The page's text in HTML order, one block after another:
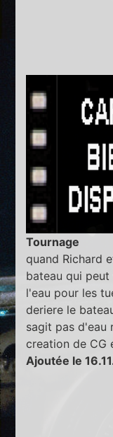
Tournage
quand Richard
bateau qui
l'eau pour les
deriere le
sagit pas d'eau
creation de CG
Ajoutée le